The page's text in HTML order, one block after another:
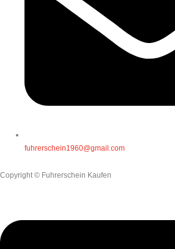
fuhrerschein1960@gmail.com
Copyright © Fuhrerschein Kaufen